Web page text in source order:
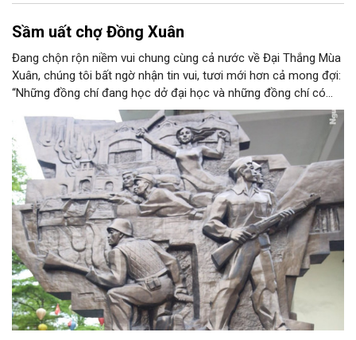
Sầm uất chợ Đồng Xuân
Đang chộn rộn niềm vui chung cùng cả nước về Đại Thắng Mùa
Xuân, chúng tôi bất ngờ nhận tin vui, tươi mới hơn cả mong đợi:
“Những đồng chí đang học dở đại học và những đồng chí có
giấy gọi nhập học đại học được xuất ngũ về trường học tiếp”.